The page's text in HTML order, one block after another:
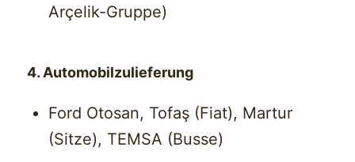
Arçelik-Gruppe)
4. Automobilzulieferung
Ford Otosan, Tofaş (Fiat), Martur
(Sitze), TEMSA (Busse)